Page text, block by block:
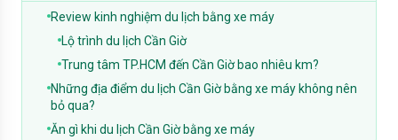
Review kinh nghiệm du lịch bằng xe máy
Lộ trình du lịch Cần Giờ
Trung tâm TP.HCM đến Cần Giờ bao nhiêu km?
Những địa điểm du lịch Cần Giờ bằng xe máy không nên
bỏ qua?
Ăn gì khi du lịch Cần Giờ bằng xe máy